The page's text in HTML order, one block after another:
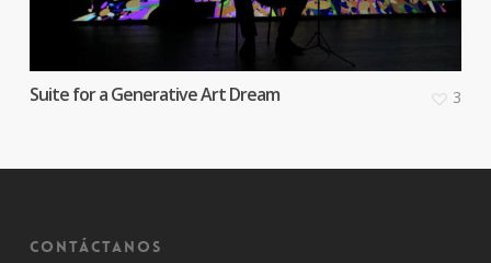
Suite for a Generative Art Dream 3
Contáctanos